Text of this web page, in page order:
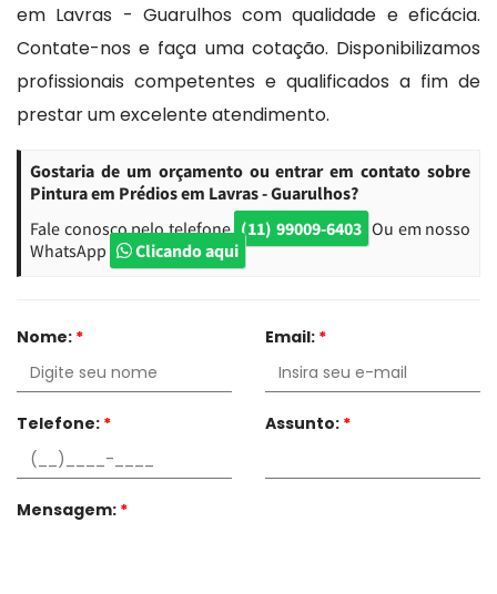
em Lavras - Guarulhos com qualidade e eficácia.
Contate-nos e faça uma cotação. Disponibilizamos
profissionais competentes e qualificados a fim de
prestar um excelente atendimento.
Gostaria de um orçamento ou entrar em contato sobre
Pintura em Prédios em Lavras - Guarulhos?
Fale conosco pelo telefone (11) 99009-6403 Ou em nosso
WhatsApp
Clicando aqui
Nome: * Email: *
Telefone: * Assunto: *
Mensagem: *